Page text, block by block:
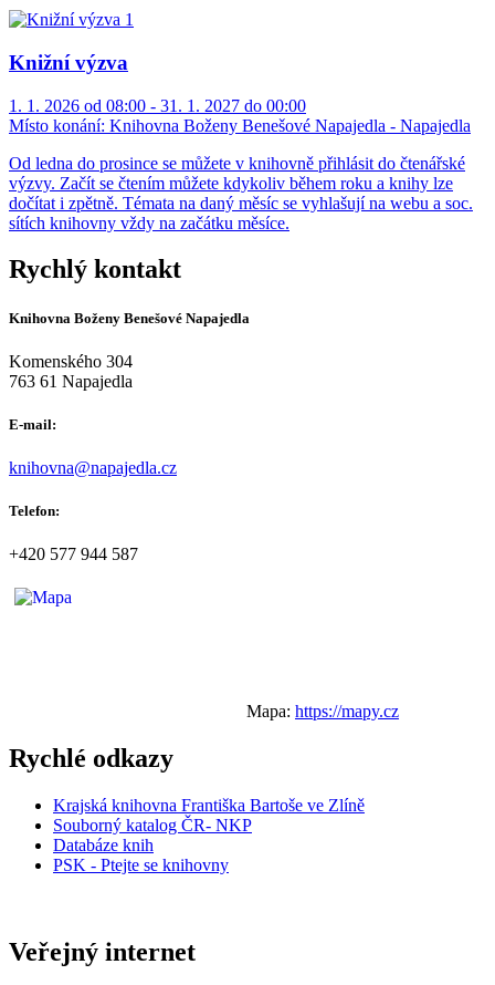
Knižní výzva
1. 1. 2026 od 08:00 - 31. 1. 2027 do 00:00
Místo konání: Knihovna Boženy Benešové Napajedla - Napajedla
Od ledna do prosince se můžete v knihovně přihlásit do čtenářské
výzvy. Začít se čtením můžete kdykoliv během roku a knihy lze
dočítat i zpětně. Témata na daný měsíc se vyhlašují na webu a soc.
sítích knihovny vždy na začátku měsíce.
Rychlý kontakt
Knihovna Boženy Benešové Napajedla
Komenského 304
763 61 Napajedla
E-mail:
knihovna@napajedla.cz
Telefon:
+420 577 944 587
Mapa: https://mapy.cz
Rychlé odkazy
Krajská knihovna Františka Bartoše ve Zlíně
Souborný katalog ČR- NKP
Databáze knih
PSK - Ptejte se knihovny
Veřejný internet